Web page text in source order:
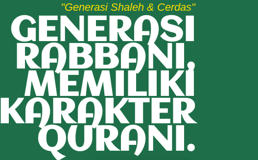
"Generasi Shaleh & Cerdas"
GENERASI
RABBANI,
MEMILIKI
KARAKTER
QURANI.